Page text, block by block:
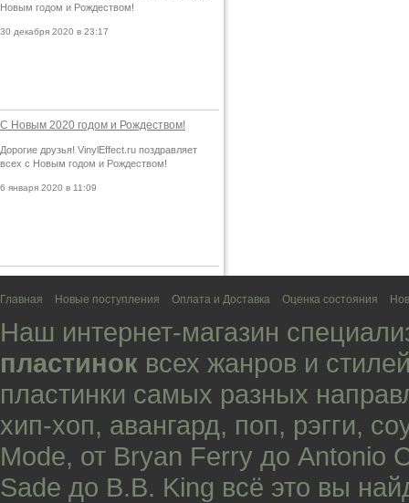
Новым годом и Рождеством!
30 декабря 2020 в 23:17
С Новым 2020 годом и Рождеством!
Дорогие друзья! VinylEffect.ru поздравляет
всех с Новым годом и Рождеством!
6 января 2020 в 11:09
Главная Новые поступления Оплата и Доставка Оценка состояния
Наш интернет-магазин
пластинок всех жанров и
пластинки самых разных
хип-хоп, авангард, поп, рэгги,
Mode, от Bryan Ferry до Antonio
Sade до B.B. King всё это вы